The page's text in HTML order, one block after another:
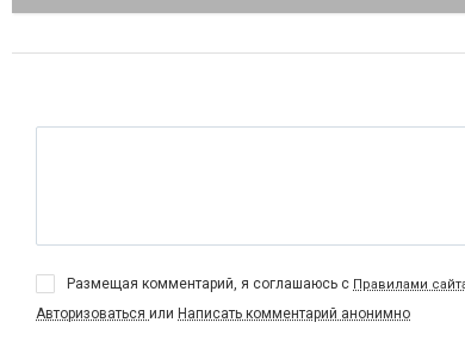
Размещая комментарий, я соглашаюсь с Правилами
Авторизоваться или Написать комментарий анонимно